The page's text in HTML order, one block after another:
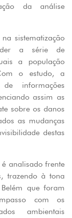
da análise
sistematização
a série de
a população
o estudo, a
informações
assim as
sobre os danos
as mudanças
destas
analisado frente
trazendo à tona
que foram
com os
ambientais